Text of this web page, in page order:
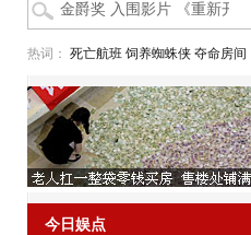
热词： 死亡航班 饲养蜘蛛侠 夺命房间
今日娱点